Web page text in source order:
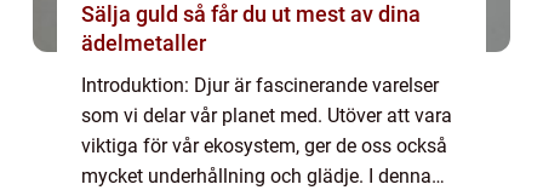
Sälja guld så får du ut mest av dina
ädelmetaller
Introduktion: Djur är fascinerande varelser
som vi delar vår planet med. Utöver att vara
viktiga för vår ekosystem, ger de oss också
mycket underhållning och glädje. I denna